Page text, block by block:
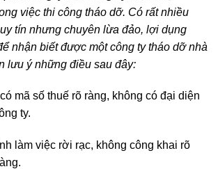
việc thi công tháo dỡ. Có rất nhiều
tín nhưng chuyên lừa đảo, lợi dụng
nhận biết được một công ty tháo dỡ nhà
lưu ý những điều sau đây:
mã số thuế rõ ràng, không có đại diện
ty.
làm việc rời rạc, không công khai rõ